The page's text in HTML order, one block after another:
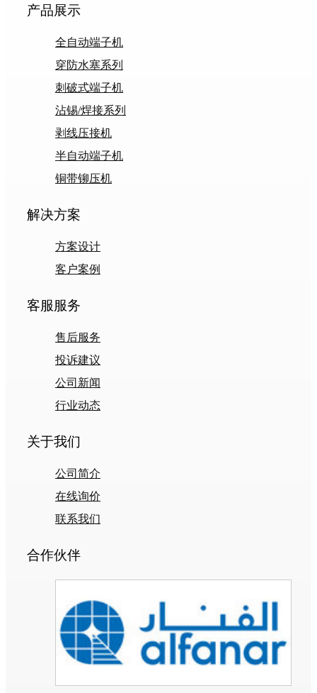
产品展示
全自动端子机
穿防水塞系列
刺破式端子机
沾锡/焊接系列
剥线压接机
半自动端子机
铜带铆压机
解决方案
方案设计
客户案例
客服服务
售后服务
投诉建议
公司新闻
行业动态
关于我们
公司简介
在线询价
联系我们
合作伙伴